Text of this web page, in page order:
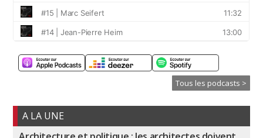
Tous les podcasts >
A LA UNE